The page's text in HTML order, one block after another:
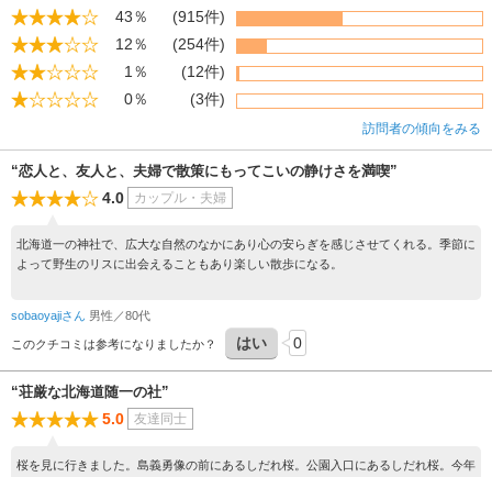
43％
(915件)
12％
(254件)
1％
(12件)
0％
(3件)
訪問者の傾向をみる
“恋人と、友人と、夫婦で散策にもってこいの静けさを満喫”
4.0 カップル・夫婦
北海道一の神社で、広大な自然のなかにあり心の安らぎを感じさせてくれる。季節に
よって野生のリスに出会えることもあり楽しい散歩になる。
sobaoyajiさん 男性／80代
このクチコミは参考になりましたか？ はい 0
“荘厳な北海道随一の社”
5.0 友達同士
桜を見に行きました。島義勇像の前にあるしだれ桜。公園入口にあるしだれ桜。今年